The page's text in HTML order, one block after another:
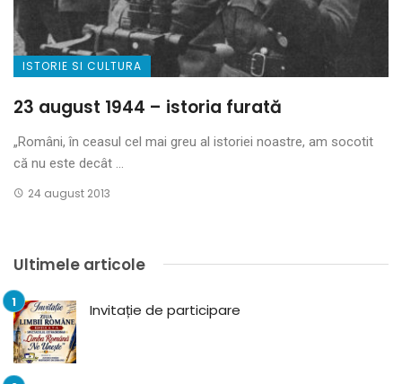
ISTORIE SI CULTURA
23 august 1944 – istoria furată
„Români, în ceasul cel mai greu al istoriei noastre, am socotit
că nu este decât ...
24 august 2013
Ultimele articole
Invitație de participare